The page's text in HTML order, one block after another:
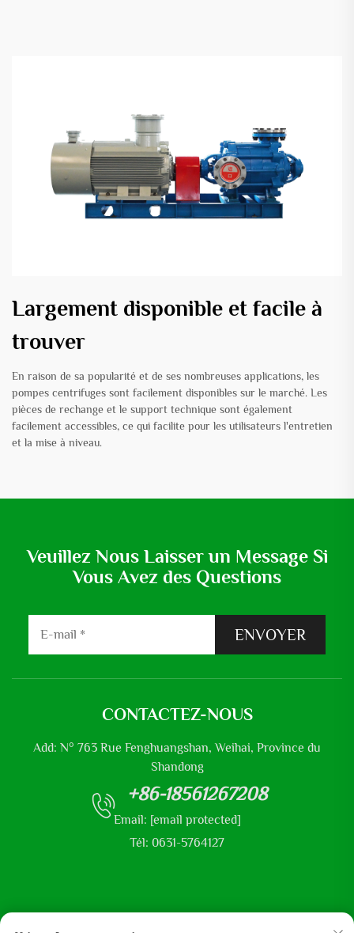
Largement disponible et facile à
trouver
En raison de sa popularité et de ses nombreuses applications, les
pompes centrifuges sont facilement disponibles sur le marché. Les
pièces de rechange et le support technique sont également
facilement accessibles, ce qui facilite pour les utilisateurs l'entretien
et la mise à niveau.
Veuillez Nous Laisser un Message Si
Vous Avez des Questions
ENVOYER
CONTACTEZ-NOUS
Add: N° 763 Rue Fenghuangshan, Weihai, Province du
Shandong
+86-18561267208
Email: [email protected]
Tél: 0631-5764127